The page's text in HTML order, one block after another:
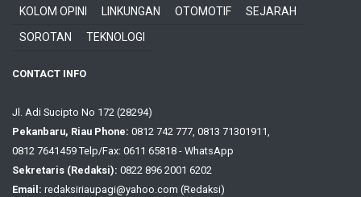
KOLOM OPINI
LINKUNGAN OTOMOTIF
SEJARAH
SOROTAN
TEKNOLOGI
CONTACT INFO
Jl. Adi Sucipto No 172 (28294)
Pekanbaru, Riau Phone: 0812 742 777, 0813 71301911,
0812 7641459 Telp/Fax: 0611 65818 - WhatsApp
Sekretaris (Redaksi): 0822 896 2001 6202
Email: redaksiriaupagi@yahoo.com (Redaksi)